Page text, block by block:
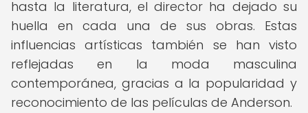
hasta la literatura, el director ha dejado su
huella en cada una de sus obras. Estas
influencias artísticas también se han visto
reflejadas en la moda masculina
contemporánea, gracias a la popularidad y
reconocimiento de las películas de Anderson.